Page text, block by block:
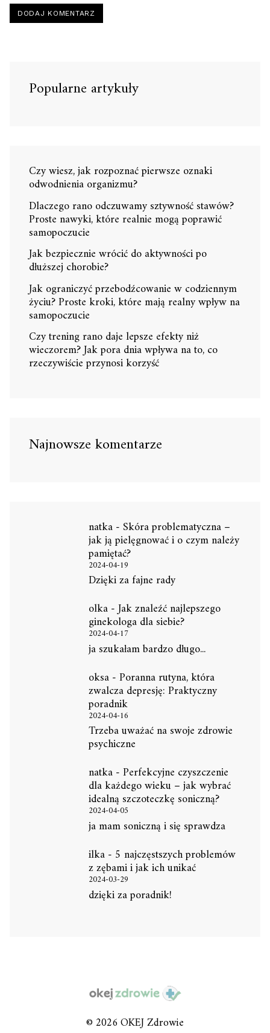
Popularne artykuły
Czy wiesz, jak rozpoznać pierwsze oznaki
odwodnienia organizmu?
Dlaczego rano odczuwamy sztywność stawów?
Proste nawyki, które realnie mogą poprawić
samopoczucie
Jak bezpiecznie wrócić do aktywności po
dłuższej chorobie?
Jak ograniczyć przebodźcowanie w codziennym
życiu? Proste kroki, które mają realny wpływ na
samopoczucie
Czy trening rano daje lepsze efekty niż
wieczorem? Jak pora dnia wpływa na to, co
rzeczywiście przynosi korzyść
Najnowsze komentarze
natka-Skóra problematyczna –
jak ją pielęgnować i o czym należy
pamiętać?
2024-04-19
Dzięki za fajne rady
olka-Jak znaleźć najlepszego
ginekologa dla siebie?
2024-04-17
ja szukałam bardzo długo...
oksa-Poranna rutyna, która
zwalcza depresję: Praktyczny
poradnik
2024-04-16
Trzeba uważać na swoje zdrowie
psychiczne
natka-Perfekcyjne czyszczenie
dla każdego wieku – jak wybrać
idealną szczoteczkę soniczną?
2024-04-05
ja mam soniczną i się sprawdza
ilka- 5 najczęstszych problemów
z zębami i jak ich unikać
2024-03-29
dzięki za poradnik!
© 2026 OKEJ Zdrowie